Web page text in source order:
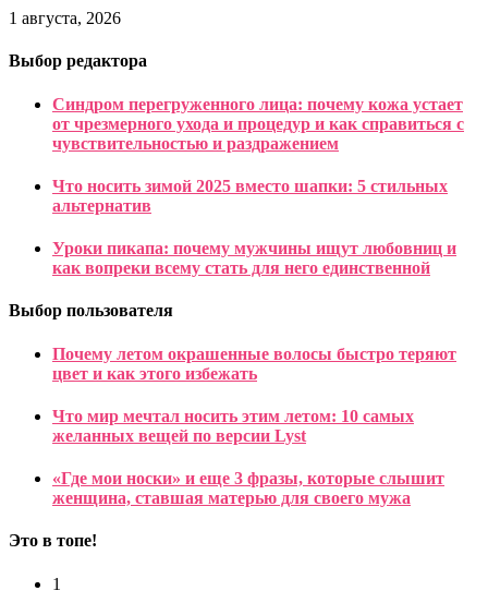
1 августа, 2026
Выбор редактора
Синдром перегруженного лица: почему кожа устает
от чрезмерного ухода и процедур и как справиться с
чувствительностью и раздражением
Что носить зимой 2025 вместо шапки: 5 стильных
альтернатив
Уроки пикапа: почему мужчины ищут любовниц и
как вопреки всему стать для него единственной
Выбор пользователя
Почему летом окрашенные волосы быстро теряют
цвет и как этого избежать
Что мир мечтал носить этим летом: 10 самых
желанных вещей по версии Lyst
«Где мои носки» и еще 3 фразы, которые слышит
женщина, ставшая матерью для своего мужа
Это в топе!
1